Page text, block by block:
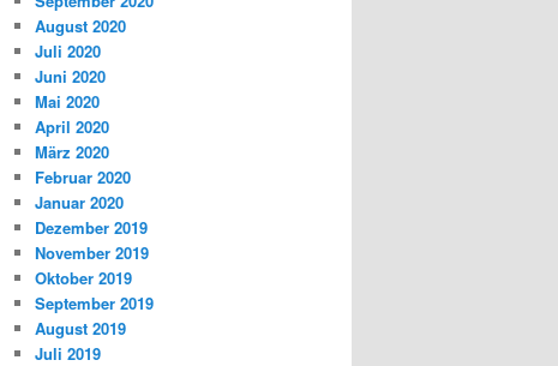
August 2020
Juli 2020
Juni 2020
Mai 2020
April 2020
März 2020
Februar 2020
Januar 2020
Dezember 2019
November 2019
Oktober 2019
September 2019
August 2019
Juli 2019